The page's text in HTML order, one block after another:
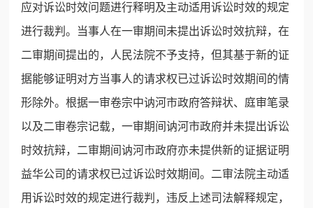
应对诉讼时效问题进行释明及主动适用诉讼时效的规定
进行裁判。当事人在一审期间未提出诉讼时效抗辩，在
二审期间提出的，人民法院不予支持，但其基于新的证
据能够证明对方当事人的请求权已过诉讼时效期间的情
形除外。根据一审卷宗中讷河市政府答辩状、庭审笔录
以及二审卷宗记载，一审期间讷河市政府并未提出诉讼
时效抗辩，二审期间讷河市政府亦未提供新的证据证明
益华公司的请求权已过诉讼时效期间。二审法院主动适
用诉讼时效的规定进行裁判，违反上述司法解释规定，